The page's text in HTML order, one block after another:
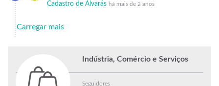
Cadastro de Alvarás há mais de 2 anos
Carregar mais
Indústria, Comércio e Serviços
Seguidores